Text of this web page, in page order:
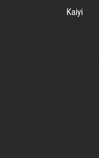
Kaiyi